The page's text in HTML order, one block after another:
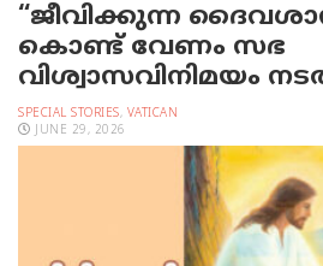
“ജീവിക്കുന്ന
കൊണ്ട് വേണം സഭ
വിശ്വാസവിനിമയം
SPECIAL STORIES, VATICAN
JUNE 29, 2026